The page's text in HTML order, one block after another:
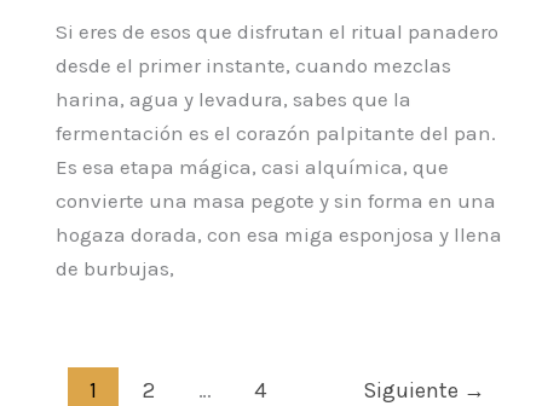
Si eres de esos que disfrutan el ritual panadero
desde el primer instante, cuando mezclas
harina, agua y levadura, sabes que la
fermentación es el corazón palpitante del pan.
Es esa etapa mágica, casi alquímica, que
convierte una masa pegote y sin forma en una
hogaza dorada, con esa miga esponjosa y llena
de burbujas,
1 2 … 4 Siguiente →